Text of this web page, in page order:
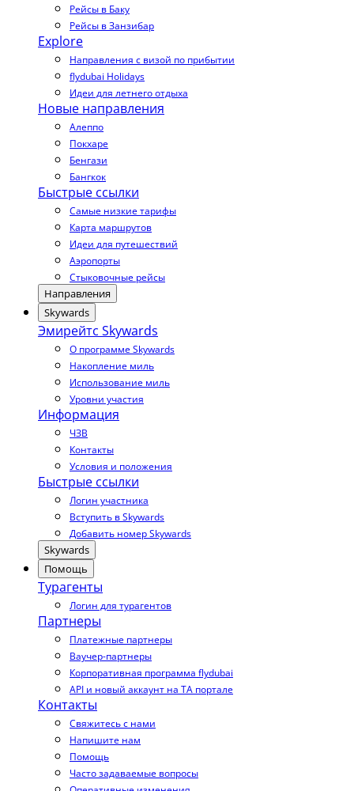
Рейсы в Баку
Рейсы в Занзибар
Explore
Направления с визой по прибытии
flydubai Holidays
Идеи для летнего отдыха
Новые направления
Алеппо
Покхаре
Бенгази
Бангкок
Быстрые ссылки
Самые низкие тарифы
Карта маршрутов
Идеи для путешествий
Аэропорты
Стыковочные рейсы
Направления
Skywards
Эмирейтс Skywards
О программе Skywards
Накопление миль
Использование миль
Уровни участия
Информация
ЧЗВ
Контакты
Условия и положения
Быстрые ссылки
Логин участника
Вступить в Skywards
Добавить номер Skywards
Skywards
Помощь
Турагенты
Логин для турагентов
Партнеры
Платежные партнеры
Ваучер-партнеры
Корпоративная программа flydubai
API и новый аккаунт на TA портале
Контакты
Свяжитесь с нами
Напишите нам
Помощь
Часто задаваемые вопросы